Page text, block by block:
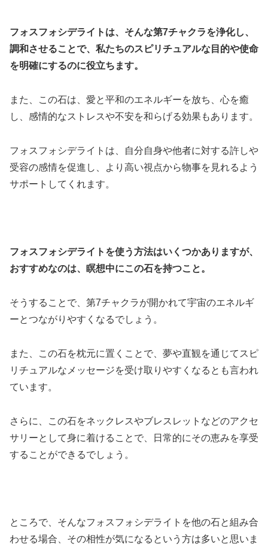
フォスフォシデライトは、そんな第7チャクラを浄化し、
調和させることで、私たちのスピリチュアルな目的や使命
を明確にするのに役立ちます。
また、この石は、愛と平和のエネルギーを放ち、心を癒
し、感情的なストレスや不安を和らげる効果もあります。
フォスフォシデライトは、自分自身や他者に対する許しや
受容の感情を促進し、より高い視点から物事を見れるよう
サポートしてくれます。
フォスフォシデライトを使う方法はいくつかありますが、
おすすめなのは、瞑想中にこの石を持つこと。
そうすることで、第7チャクラが開かれて宇宙のエネルギ
ーとつながりやすくなるでしょう。
また、この石を枕元に置くことで、夢や直観を通じてスピ
リチュアルなメッセージを受け取りやすくなるとも言われ
ています。
さらに、この石をネックレスやブレスレットなどのアクセ
サリーとして身に着けることで、日常的にその恵みを享受
することができるでしょう。
ところで、そんなフォスフォシデライトを他の石と組み合
わせる場合、その相性が気になるという方は多いと思いま